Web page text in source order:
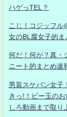
ハゲっTEL？
こじ！コジッフル
女のBL腐女子的ま
何だ！何が？真
ニート的まとめ速
男装スケバン女子
きっ!！ビー玉の
しろ動画まで取り